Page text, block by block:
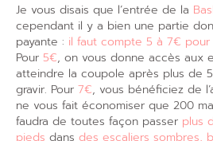
Je vous disais que l’entrée de la
cependant il y a bien une partie
payante : il faut compte 5 à 7€
Pour 5€, on vous donne accès aux
atteindre la coupole après plus de
gravir. Pour 7€, vous bénéficiez de
ne vous fait économiser que 200
faudra de toutes façon passer plus
pieds dans des escaliers sombres,